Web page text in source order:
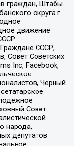
граждан, Штабы
округа г.
движение
СССР,
Совет Советских
Inc, Facebook,
Черный
Совет
народа,
депутатов